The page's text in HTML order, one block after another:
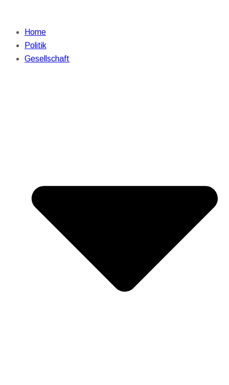
Home
Politik
Gesellschaft